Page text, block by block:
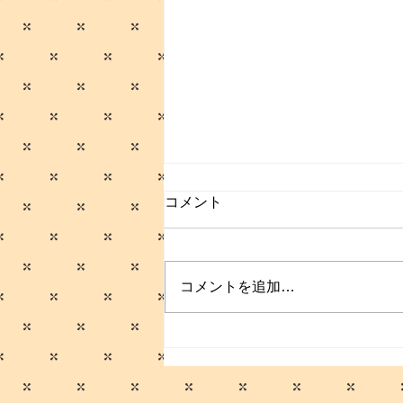
サマーセールのお知らせ
コメント
コメントを追加…